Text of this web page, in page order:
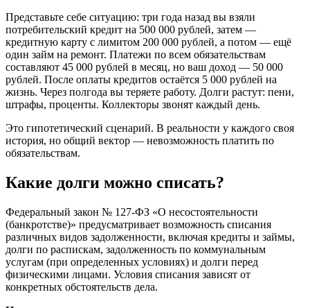
Представьте себе ситуацию: три года назад вы взяли
потребительский кредит на 500 000 рублей, затем —
кредитную карту с лимитом 200 000 рублей, а потом — ещё
один займ на ремонт. Платежи по всем обязательствам
составляют 45 000 рублей в месяц, но ваш доход — 50 000
рублей. После оплаты кредитов остаётся 5 000 рублей на
жизнь. Через полгода вы теряете работу. Долги растут: пени,
штрафы, проценты. Коллекторы звонят каждый день.
Это гипотетический сценарий. В реальности у каждого своя
история, но общий вектор — невозможность платить по
обязательствам.
Какие долги можно списать?
Федеральный закон № 127-ФЗ «О несостоятельности
(банкротстве)» предусматривает возможность списания
различных видов задолженности, включая кредиты и займы,
долги по распискам, задолженность по коммунальным
услугам (при определенных условиях) и долги перед
физическими лицами. Условия списания зависят от
конкретных обстоятельств дела.